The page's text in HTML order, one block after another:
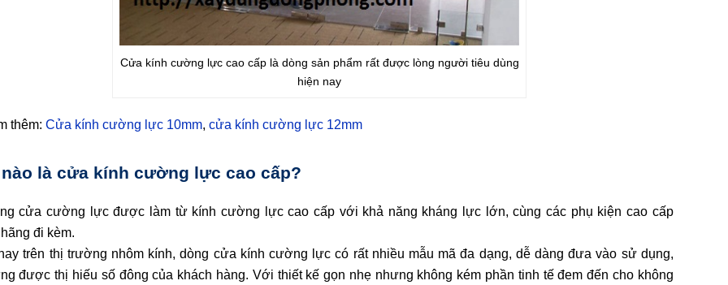
Cửa kính cường lực cao cấp là dòng sản phẩm rất được lòng người tiêu dùng
hiện nay
thêm: Cửa kính cường lực 10mm, cửa kính cường lực 12mm
là cửa kính cường lực cao cấp?
cửa cường lực được làm từ kính cường lực cao cấp với khả năng kháng lực lớn, cùng các phụ kiện cao cấp
đi kèm.
trên thị trường nhôm kính, dòng cửa kính cường lực có rất nhiều mẫu mã đa dạng, dễ dàng đưa vào sử dụng,
được thị hiếu số đông của khách hàng. Với thiết kế gọn nhẹ nhưng không kém phần tinh tế đem đến cho không